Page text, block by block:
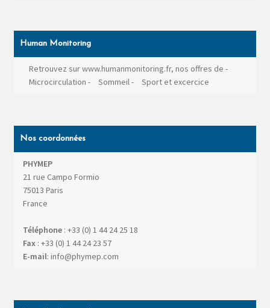
Human Monitoring
Retrouvez sur www.humanmonitoring.fr, nos offres de -
Microcirculation - Sommeil- Sport et excercice
Nos coordonnées
PHYMEP
21 rue Campo Formio
75013 Paris
France
Téléphone: +33 (0) 1 44 24 25 18
Fax: +33 (0) 1 44 24 23 57
E-mail: info@phymep.com